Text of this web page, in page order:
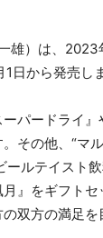
）は、2023
日から発売しま
パードライ
その他、“マ
ルテイスト
』をギフト
双方の満足を